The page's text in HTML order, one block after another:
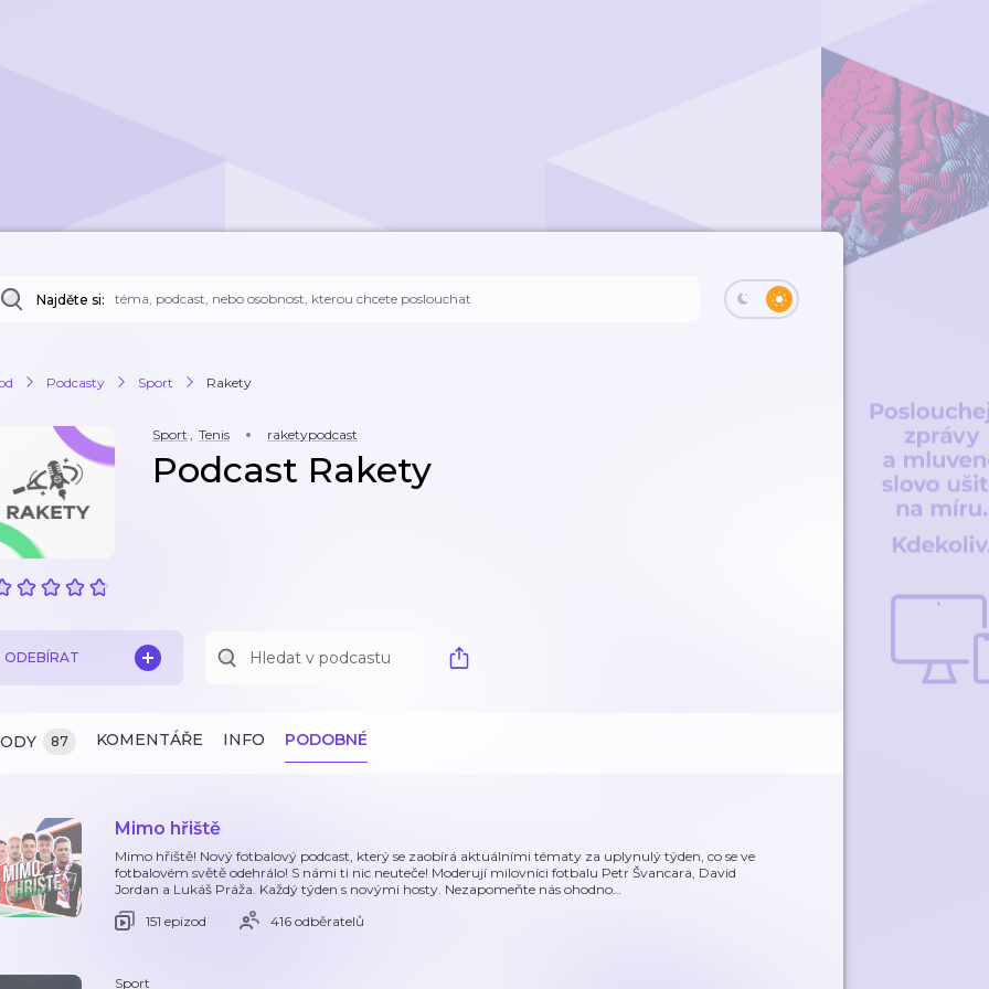
Najděte si:
Podcasty Sport Rakety
Sport , Tenis raketypodcast
Podcast Rakety
ODEBÍRAT
87 KOMENTÁŘE INFO PODOBNÉ
Mimo hřiště
Mimo hřiště! Nový fotbalový podcast, který se zaobírá aktuálními tématy za uplynulý týden, co se ve
fotbalovém světě odehrálo! S námi ti nic neuteče! Moderují milovníci fotbalu Petr Švancara, David
Jordan a Lukáš Práža. Každý týden s novými hosty. Nezapomeňte nás ohodno…
151 epizod
416 odběratelů
Sport